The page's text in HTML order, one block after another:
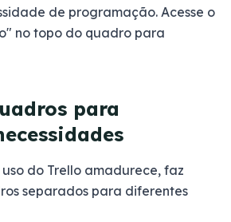
de programação. Acesse o
no topo do quadro para
para
do Trello amadurece, faz
separados para diferentes